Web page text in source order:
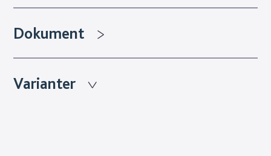
Dokument
Varianter